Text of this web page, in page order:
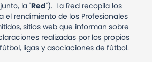
la "Red"). La Red recopila los
el rendimiento de los Profesionales
sitios web que informan sobre
realizadas por los propios
ligas y asociaciones de fútbol.